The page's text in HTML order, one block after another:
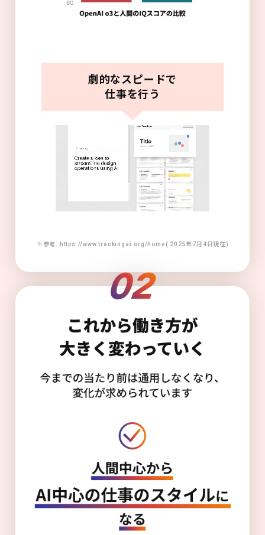
劇的なスピードで
仕事を行う
※参考: https://www.trackingai.org/home( 2025年7月4日現在)